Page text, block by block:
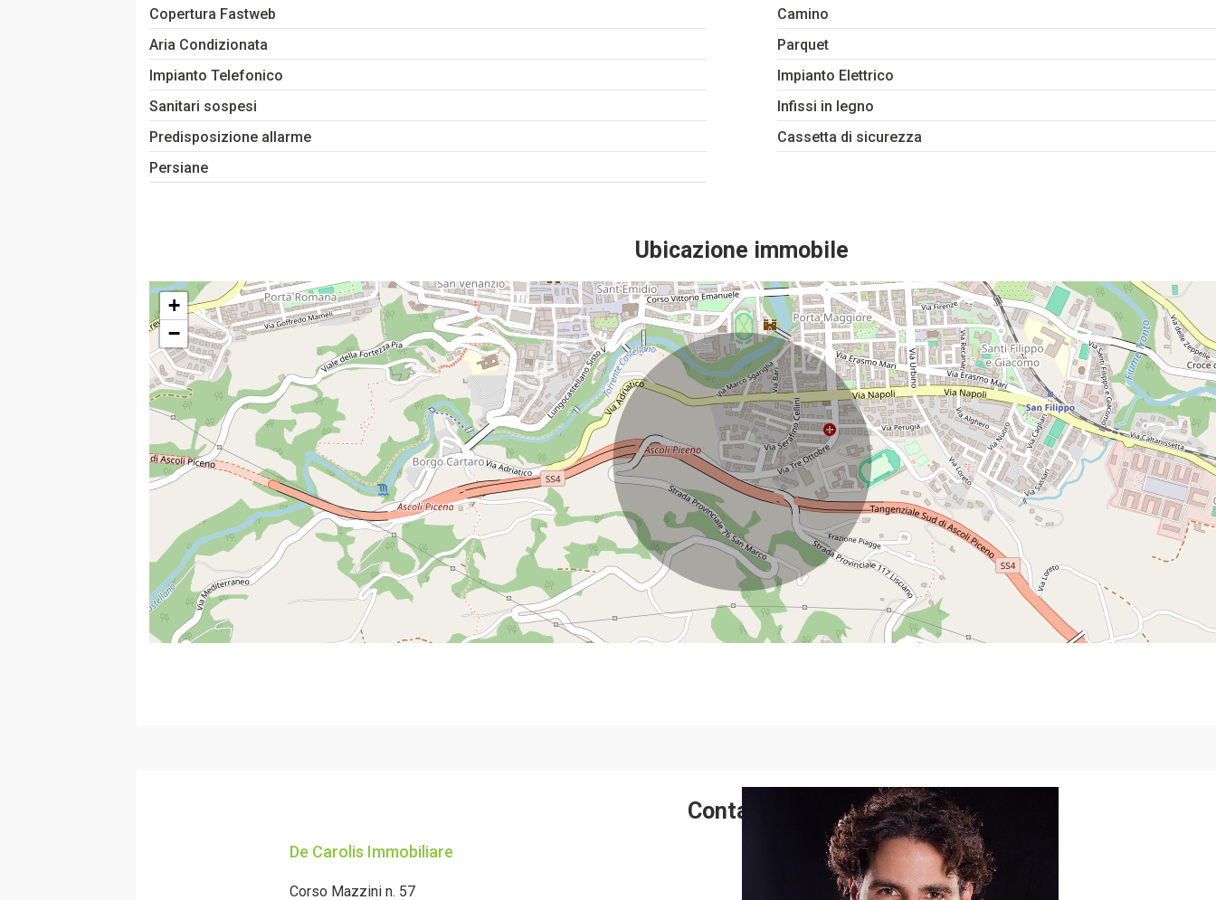
Copertura Fastweb
Camino
Aria Condizionata
Parquet
Impianto Telefonico
Impianto Elettrico
Sanitari sospesi
Infissi in legno
Predisposizione allarme
Cassetta di sicurezza
Persiane
Ubicazione immobile
+
−
Contattaci
De Carolis Immobiliare
Corso Mazzini n. 57